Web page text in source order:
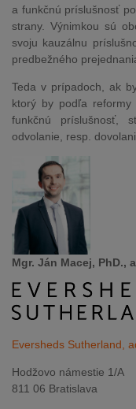
a funkčnú príslušnosť
strany. Výnimkou sú
svoju kauzálnu
predbežného
Teda v prípadoch, ak
ktorý by podľa
funkčnú príslušnosť,
odvolanie, resp.
Mgr. Ján Macej, PhD.,
Eversheds Sutherland,
Hodžovo námestie 1/A
811 06 Bratislava